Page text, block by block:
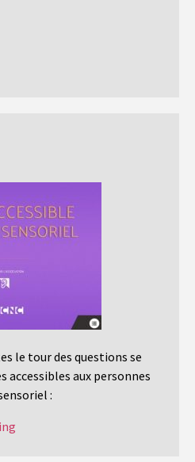
le tour des questions se
accessibles aux personnes
: